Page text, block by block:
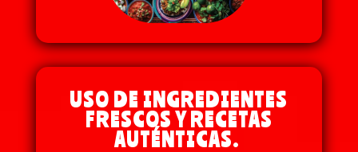
USO DE INGREDIENTES
FRESCOS Y RECETAS
AUTÉNTICAS.